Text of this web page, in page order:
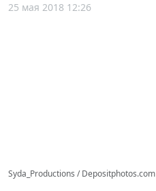
25 мая 2018 12:26
Syda_Productions / Depositphotos.com